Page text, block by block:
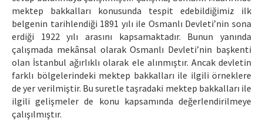
mektep bakkalları konusunda tespit edebildiğimiz ilk
belgenin tarihlendiği 1891 yılı ile Osmanlı Devleti’nin sona
erdiği 1922 yılı arasını kapsamaktadır. Bunun yanında
çalışmada mekânsal olarak Osmanlı Devleti’nin başkenti
olan İstanbul ağırlıklı olarak ele alınmıştır. Ancak devletin
farklı bölgelerindeki mektep bakkalları ile ilgili örneklere
de yer verilmiştir. Bu suretle taşradaki mektep bakkalları ile
ilgili gelişmeler de konu kapsamında değerlendirilmeye
çalışılmıştır.